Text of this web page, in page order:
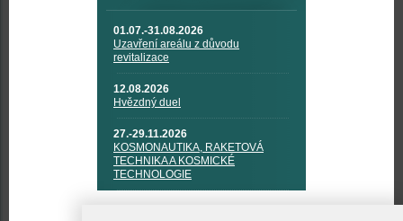
01.07.-31.08.2026
Uzavření areálu z důvodu
revitalizace
12.08.2026
Hvězdný duel
27.-29.11.2026
KOSMONAUTIKA, RAKETOVÁ
TECHNIKA A KOSMICKÉ
TECHNOLOGIE